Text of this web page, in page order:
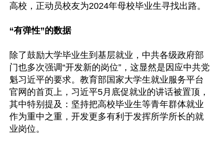
高校，正动员校友为2024年母校毕业生寻找出路。
“有弹性”的数据
除了鼓励大学毕业生到基层就业，中共各级政府部
门也多次强调“开发新的岗位”，这显然是因应中共党
魁习近平的要求。教育部国家大学生就业服务平台
官网的首页上，习近平5月底促就业的讲话被置顶，
其中特别提及：坚持把高校毕业生等青年群体就业
作为重中之重，开发更多有利于发挥所学所长的就
业岗位。